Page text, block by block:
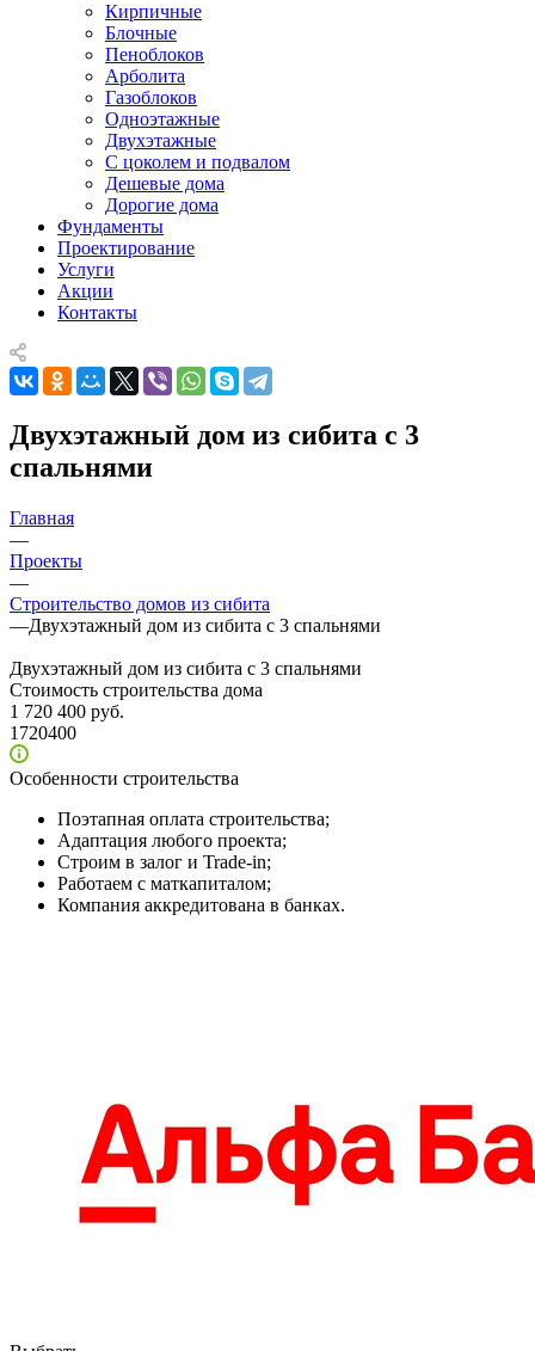
Кирпичные
Блочные
Пеноблоков
Арболита
Газоблоков
Одноэтажные
Двухэтажные
С цоколем и подвалом
Дешевые дома
Дорогие дома
Фундаменты
Проектирование
Услуги
Акции
Контакты
Двухэтажный дом из сибита с 3
спальнями
Главная
—
Проекты
—
Строительство домов из сибита
—Двухэтажный дом из сибита с 3 спальнями
Двухэтажный дом из сибита с 3 спальнями
Стоимость строительства дома
1 720 400 руб.
1720400
Особенности строительства
Поэтапная оплата строительства;
Адаптация любого проекта;
Строим в залог и Trade-in;
Работаем с маткапиталом;
Компания аккредитована в банках.